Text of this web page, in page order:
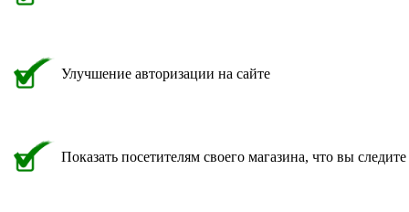
Улучшение авторизации на сайте
Показать посетителям своего магазина, что вы